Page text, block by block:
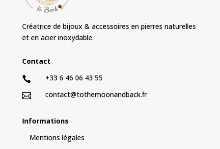
Créatrice de bijoux & accessoires en pierres naturelles
et en acier inoxydable.
Contact
 +33 6 46 06 43 55
 contact@tothemoonandback.fr
Informations
Mentions légales